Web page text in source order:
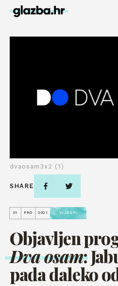
01 PRO 2021 VIJESTI
Objavljen
Dva osam:
pada daleko
dvaosam3x2 (1)
SHARE